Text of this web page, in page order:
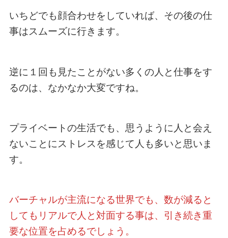
いちどでも顔合わせをしていれば、その後の仕
事はスムーズに行きます。
逆に１回も見たことがない多くの人と仕事をす
るのは、なかなか大変ですね。
プライベートの生活でも、思うように人と会え
ないことにストレスを感じて人も多いと思いま
す。
バーチャルが主流になる世界でも、数が減ると
してもリアルで人と対面する事は、引き続き重
要な位置を占めるでしょう。